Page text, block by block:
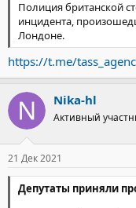
Полиция британской
инцидента,
Лондоне.
https://t.me/
Nika-hl
Активный
21 Дек 2021
Депутаты приняли